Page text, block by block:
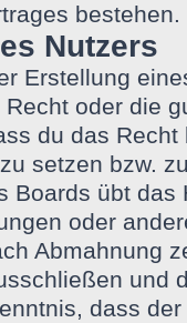
bestehen.
Nutzers
Erstellung
oder die
du das
setzen bzw.
Boards übt
oder
Abmahnung
und
dass